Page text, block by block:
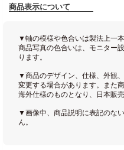
商品表示について
▼軸の模様や色合いは製法上一
商品写真の色合いは、モニター
ります。
▼商品のデザイン、仕様、外観
変更する場合があります。また
海外仕様のものとなり、日本販
▼画像中、商品説明に表記のな
ん。